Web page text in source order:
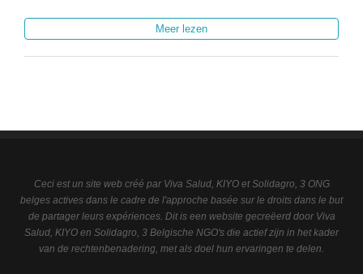
Meer lezen
Ceci est un site web créé par Viva Salud, KIYO et Solidagro, 3 ONG
belges actives dans le cadre de l'approche basée sur le droits dans le but
de partager leurs expériences. Dit is een website gecreëerd door Viva
Salud, KIYO en Solidagro, 3 Belgische NGO's die actief zijn in het kader
van de rechtenbenadering, met als doel hun ervaringen te delen.